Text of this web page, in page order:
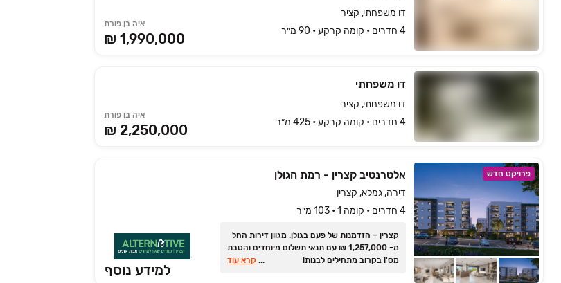
איה בן פורת
₪ 1,990,000
דו משפחתי, קציר
4 חדרים • קומה ‎קרקע‏ • 90 מ״ר
איה בן פורת
₪ 2,250,000
דו משפחתי
דו משפחתי, קציר
4 חדרים • קומה ‎קרקע‏ • 425 מ״ר
פרויקט חדש אלטרנטיב קצרין - רמת הגולן
דירה, גמלא, קצרין
4 חדרים • קומה 1 • 103 מ״ר
קצרין ‏– הזדמנות של פעם בגולן. ‏מגוון דירות החל
מ- ‏1,257,000 ‏₪ עם תנאי תשלום מיוחדים והטבת
מס'! בקרוב מתחילים לבנות!
... קרא עוד
למידע נוסף